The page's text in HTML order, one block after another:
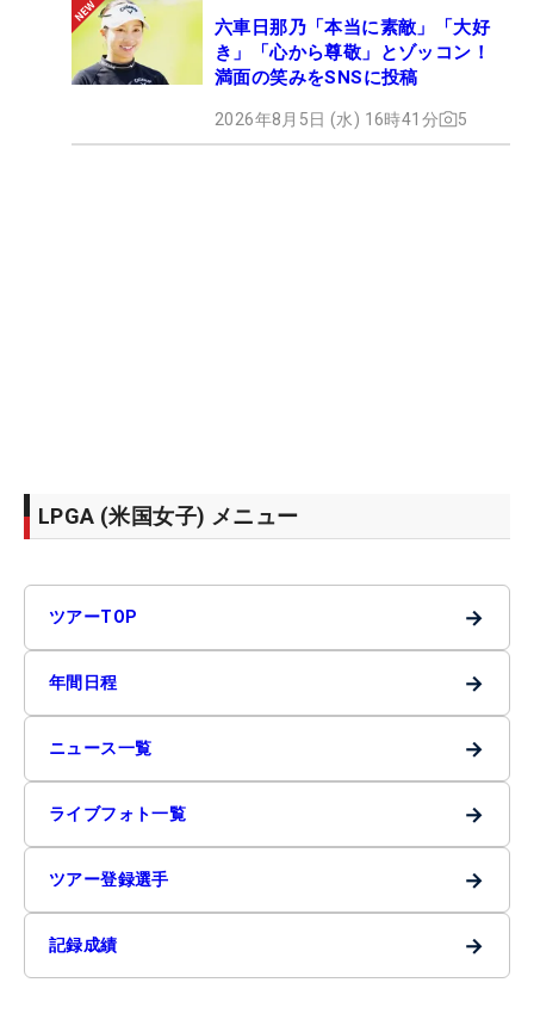
六車日那乃「本当に素敵」「大好
き」「心から尊敬」とゾッコン！
満面の笑みをSNSに投稿
2026年8月5日 (水) 16時41分 5
LPGA (米国女子) メニュー
ツアーTOP →
年間日程 →
ニュース一覧 →
ライブフォト一覧 →
ツアー登録選手 →
記録成績 →